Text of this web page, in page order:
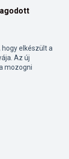
elkészült a
Az új
mozogni